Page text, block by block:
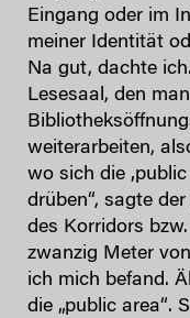
Eingang oder im
meiner Identität
Na gut, dachte
Lesesaal, den
weiterarbeiten,
wo sich die
drüben“, sagte
des Korridors
zwanzig Meter
ich mich befand.
die „public area“.